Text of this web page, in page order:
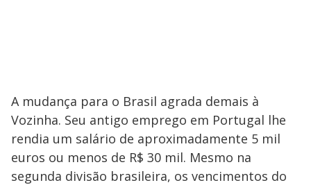
A mudança para o Brasil agrada demais à
Vozinha. Seu antigo emprego em Portugal lhe
rendia um salário de aproximadamente 5 mil
euros ou menos de R$ 30 mil. Mesmo na
segunda divisão brasileira, os vencimentos do